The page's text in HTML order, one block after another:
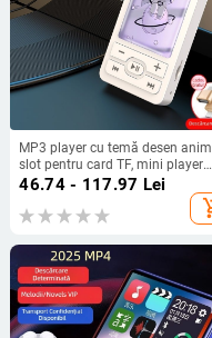
MP3 player cu temă desen
slot pentru card TF, mini player
portabil de muzică, acoperire
46.74 - 117.97 Lei